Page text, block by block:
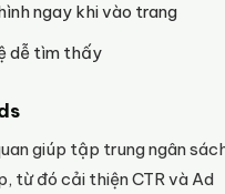
ngay khi vào trang
dễ tìm thấy
giúp tập trung ngân
từ đó cải thiện CTR và Ad